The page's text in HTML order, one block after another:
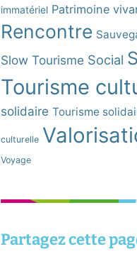
immatériel Patrimoine
Rencontre
Slow Tourisme Social
Tourisme
solidaire Tourisme
culturelle
Voyage
Partagez cette